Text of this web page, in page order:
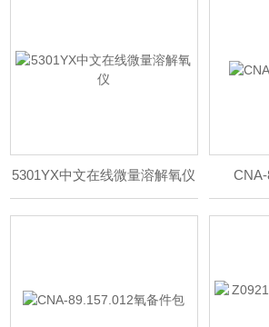
5301YX中文在线微量溶解氧仪